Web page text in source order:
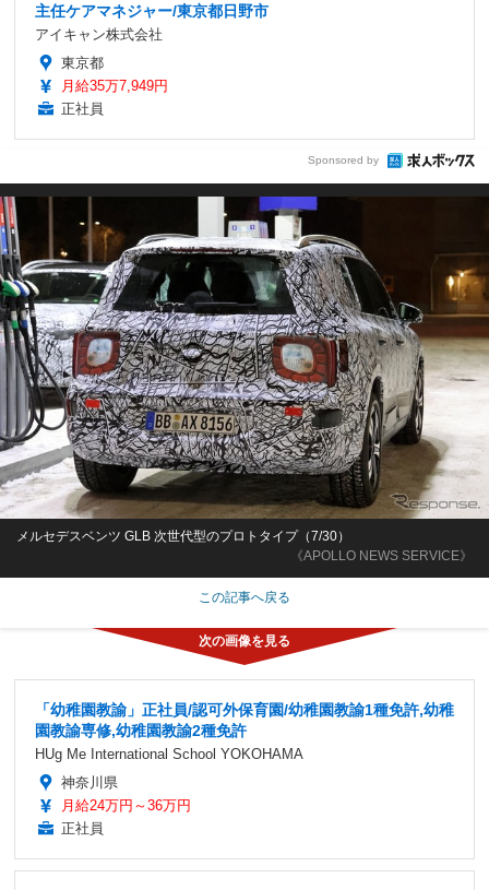
主任ケアマネジャー/東京都日野市
アイキャン株式会社
東京都
月給35万7,949円
正社員
Sponsored by
《APOLLO NEWS SERVICE》
メルセデスベンツ GLB 次世代型のプロトタイプ（7/30）
この記事へ戻る
「幼稚園教諭」正社員/認可外保育園/幼稚園教諭1種免許,幼稚
園教諭専修,幼稚園教諭2種免許
HUg Me International School YOKOHAMA
神奈川県
月給24万円～36万円
正社員